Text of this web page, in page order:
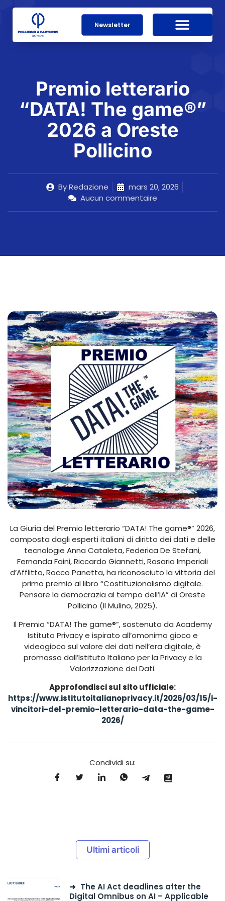
Newsletter
Premio letterario
“DATA! The game®”
2026 a Oreste
Pollicino
ByRedazione
mars 20, 2026
Aucun commentaire
La Giuria del Premio letterario “DATA! The game®” 2026,
composta dagli esperti italiani di diritto dei dati e delle
tecnologie Anna Cataleta, Federica De Stefani,
Fernanda Faini, Riccardo Giannetti, Rosario Imperiali
d’Afflitto, Rocco Panetta, ha riconosciuto la vittoria del
primo premio al libro “Costituzionalismo digitale.
Pensare la democrazia al tempo dell’IA” di Oreste
Pollicino (Il Mulino, 2025).
Il Premio “DATA! The game®”, sostenuto da Academy
Istituto Privacy e ispirato all’omonimo gioco e
videogioco sul valore dei dati nell’era digitale, è
promosso dall’Istituto Italiano per la Privacy e la
Valorizzazione dei Dati.
Approfondisci sul sito ufficiale:
https://www.istitutoitalianoprivacy.it/2026/03/15/i-
vincitori-del-premio-letterario-data-the-game-
2026/
Condividi su:
Ultimi articoli
The AI Act deadlines after the
Digital Omnibus on AI – Applicable